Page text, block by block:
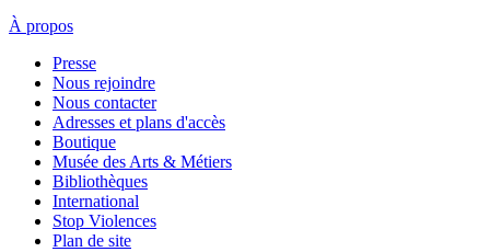
À propos
Presse
Nous rejoindre
Nous contacter
Adresses et plans d'accès
Boutique
Musée des Arts & Métiers
Bibliothèques
International
Stop Violences
Plan de site